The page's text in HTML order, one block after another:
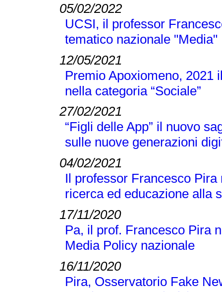
05/02/2022
UCSI, il professor
tematico nazionale "Media"
12/05/2021
Premio Apoxiomeno, 2021
nella categoria “Sociale”
27/02/2021
“Figli delle App” il nuovo
sulle nuove generazioni
04/02/2021
Il professor Francesco
ricerca ed educazione alla
17/11/2020
Pa, il prof. Francesco Pira
Media Policy nazionale
16/11/2020
Pira, Osservatorio Fake